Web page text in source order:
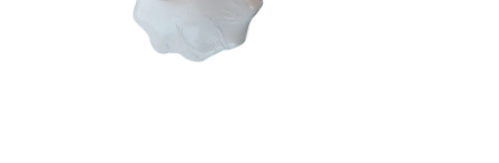
Geschäftsbedingungen